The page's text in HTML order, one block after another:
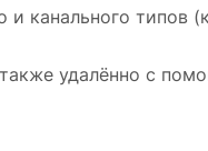
и канального типов
удалённо с